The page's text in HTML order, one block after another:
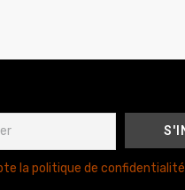
la politique de confidentialité